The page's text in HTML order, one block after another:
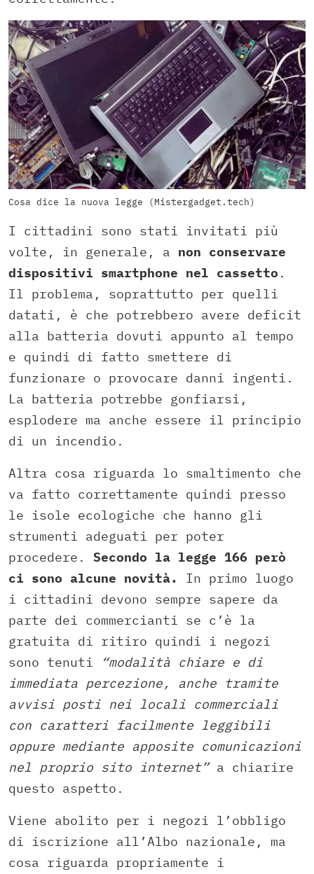
Cosa dice la nuova legge (Mistergadget.tech)
I cittadini sono stati invitati più
volte, in generale, a non conservare
dispositivi smartphone nel cassetto .
Il problema, soprattutto per quelli
datati, è che potrebbero avere deficit
alla batteria dovuti appunto al tempo
e quindi di fatto smettere di
funzionare o provocare danni ingenti.
La batteria potrebbe gonfiarsi,
esplodere ma anche essere il principio
di un incendio.
Altra cosa riguarda lo smaltimento che
va fatto correttamente quindi presso
le isole ecologiche che hanno gli
strumenti adeguati per poter
procedere. Secondo la legge 166 però
ci sono alcune novità.
In primo luogo
i cittadini devono sempre sapere da
parte dei commercianti se c’è la
gratuita di ritiro quindi i negozi
sono tenuti
“modalità chiare e di
immediata percezione, anche tramite
avvisi posti nei locali commerciali
con caratteri facilmente leggibili
oppure mediante apposite comunicazioni
nel proprio sito internet”a chiarire
questo aspetto.
Viene abolito per i negozi l’obbligo
di iscrizione all’Albo nazionale, ma
cosa riguarda propriamente i